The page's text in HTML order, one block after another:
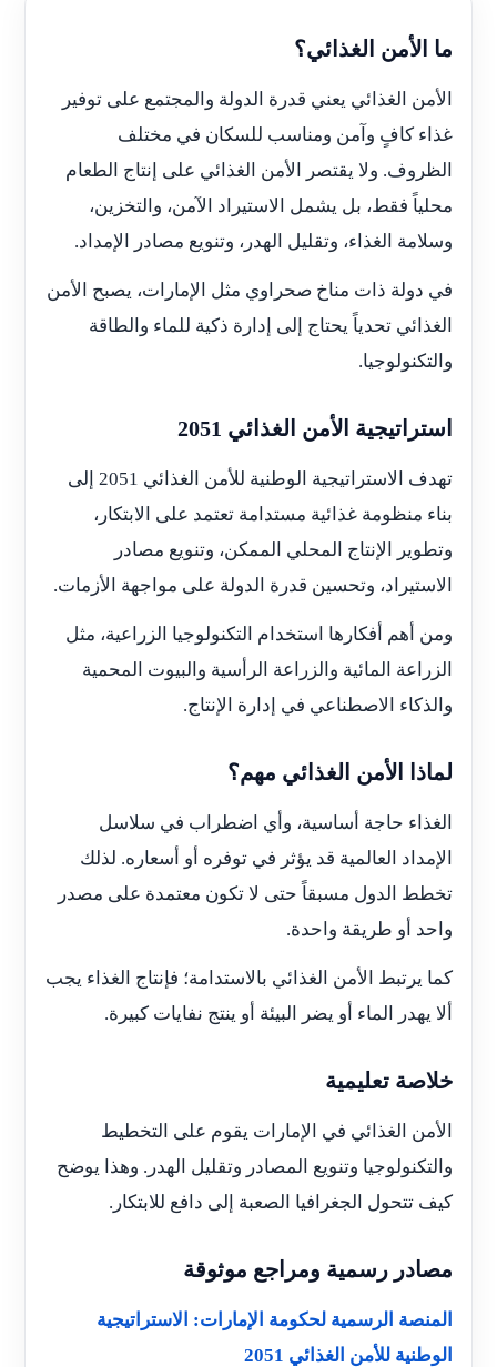
ما الأمن الغذائي؟
الأمن الغذائي يعني قدرة الدولة والمجتمع على توفير
غذاء كافٍ وآمن ومناسب للسكان في مختلف
الظروف. ولا يقتصر الأمن الغذائي على إنتاج الطعام
محلياً فقط، بل يشمل الاستيراد الآمن، والتخزين،
وسلامة الغذاء، وتقليل الهدر، وتنويع مصادر الإمداد.
في دولة ذات مناخ صحراوي مثل الإمارات، يصبح الأمن
الغذائي تحدياً يحتاج إلى إدارة ذكية للماء والطاقة
والتكنولوجيا.
استراتيجية الأمن الغذائي 2051
تهدف الاستراتيجية الوطنية للأمن الغذائي 2051 إلى
بناء منظومة غذائية مستدامة تعتمد على الابتكار،
وتطوير الإنتاج المحلي الممكن، وتنويع مصادر
الاستيراد، وتحسين قدرة الدولة على مواجهة الأزمات.
ومن أهم أفكارها استخدام التكنولوجيا الزراعية، مثل
الزراعة المائية والزراعة الرأسية والبيوت المحمية
والذكاء الاصطناعي في إدارة الإنتاج.
لماذا الأمن الغذائي مهم؟
الغذاء حاجة أساسية، وأي اضطراب في سلاسل
الإمداد العالمية قد يؤثر في توفره أو أسعاره. لذلك
تخطط الدول مسبقاً حتى لا تكون معتمدة على مصدر
واحد أو طريقة واحدة.
كما يرتبط الأمن الغذائي بالاستدامة؛ فإنتاج الغذاء يجب
ألا يهدر الماء أو يضر البيئة أو ينتج نفايات كبيرة.
خلاصة تعليمية
الأمن الغذائي في الإمارات يقوم على التخطيط
والتكنولوجيا وتنويع المصادر وتقليل الهدر. وهذا يوضح
كيف تتحول الجغرافيا الصعبة إلى دافع للابتكار.
مصادر رسمية ومراجع موثوقة
المنصة الرسمية لحكومة الإمارات: الاستراتيجية
الوطنية للأمن الغذائي 2051